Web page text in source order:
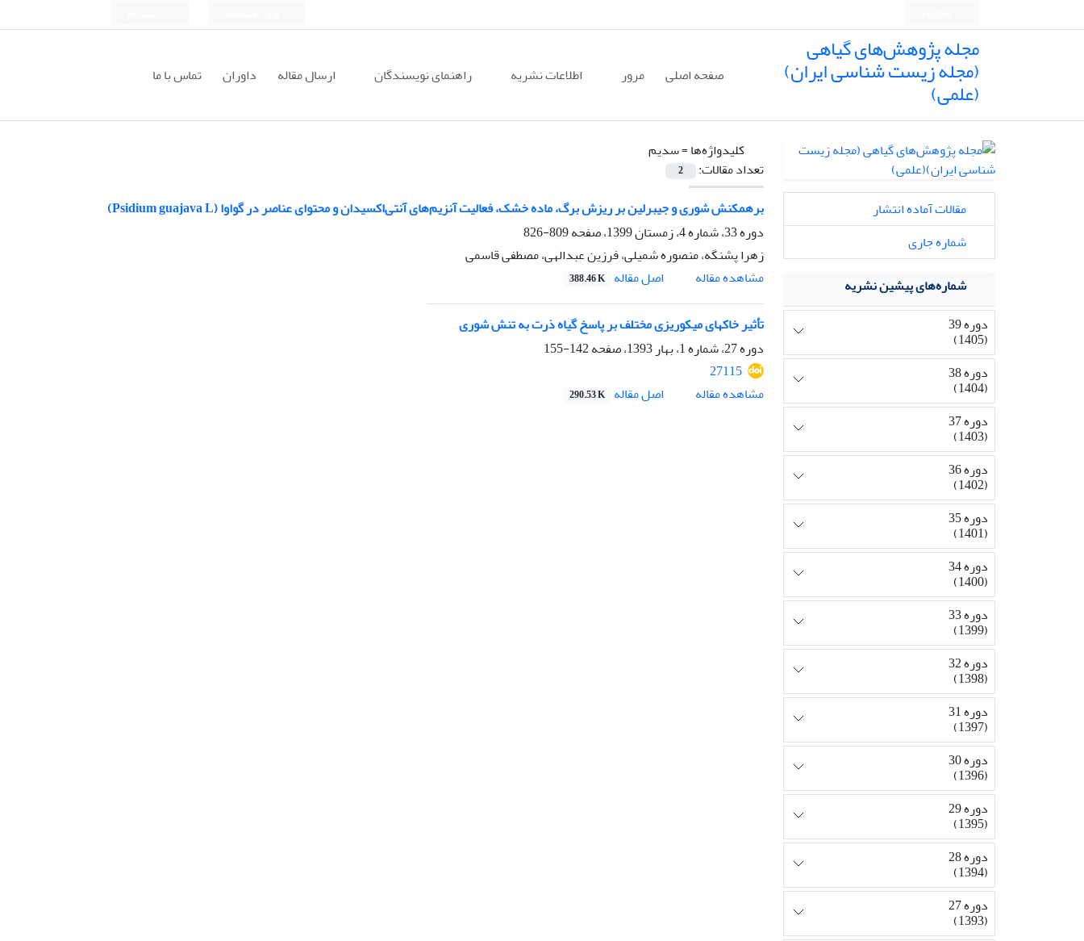
مجله پژوهش‌های گیاهی
(مجله زیست شناسی ایران)
(علمی) صفحه اصلی مرور اطلاعات نشریه راهنمای نویسندگان ارسال مقاله داوران تماس با ما
کلیدواژه‌ها =سدیم
تعداد مقالات:
2
برهمکنش شوری و جیبرلین بر ریزش برگ، ماده خشک، فعالیت آنزیم‌های آنتی‌اکسیدان و محتوای عناصر در گواوا (Psidium guajava L)
دوره 33، شماره 4، زمستان 1399، صفحه
809-826
زهرا پشنگه، منصوره شمیلی، فرزین عبدالهی، مصطفی قاسمی
مشاهده مقاله
اصل مقاله 388.46 K
تأثیر خاکهای میکوریزی مختلف بر پاسخ گیاه ذرت به تنش شوری
دوره 27، شماره 1، بهار 1393، صفحه
142-155
27115
مشاهده مقاله
اصل مقاله 290.53 K
مقالات آماده انتشار
شماره جاری
شماره‌های پیشین نشریه
دوره 39
(1405)
دوره 38
(1404)
دوره 37
(1403)
دوره 36
(1402)
دوره 35
(1401)
دوره 34
(1400)
دوره 33
(1399)
دوره 32
(1398)
دوره 31
(1397)
دوره 30
(1396)
دوره 29
(1395)
دوره 28
(1394)
دوره 27
(1393)